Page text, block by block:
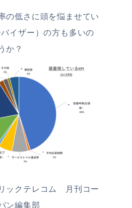
の低さに頭を悩ませてい
イザー）の方も多いの
か？
ックテレコム 月刊コー
ン編集部